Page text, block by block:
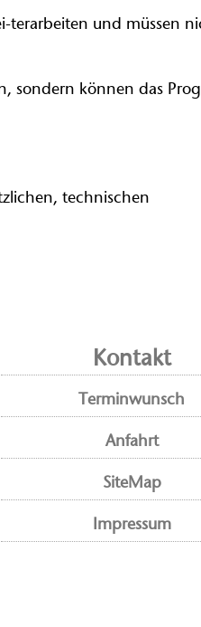
terarbeiten und müssen
sondern können das
technischen
Kontakt
Terminwunsch
Anfahrt
SiteMap
Impressum